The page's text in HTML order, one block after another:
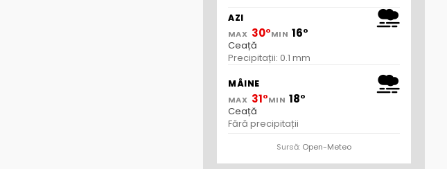
AZI
MAX 30°MIN 16°
Ceață
Precipitații: 0.1 mm
MÂINE
MAX 31°MIN 18°
Ceață
Fără precipitații
Sursă: Open-Meteo